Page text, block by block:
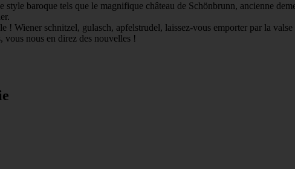
style baroque tels que le magnifique château de Schönbrunn, ancienne
Wiener schnitzel, gulasch, apfelstrudel, laissez-vous emporter par la valse
nous en direz des nouvelles !